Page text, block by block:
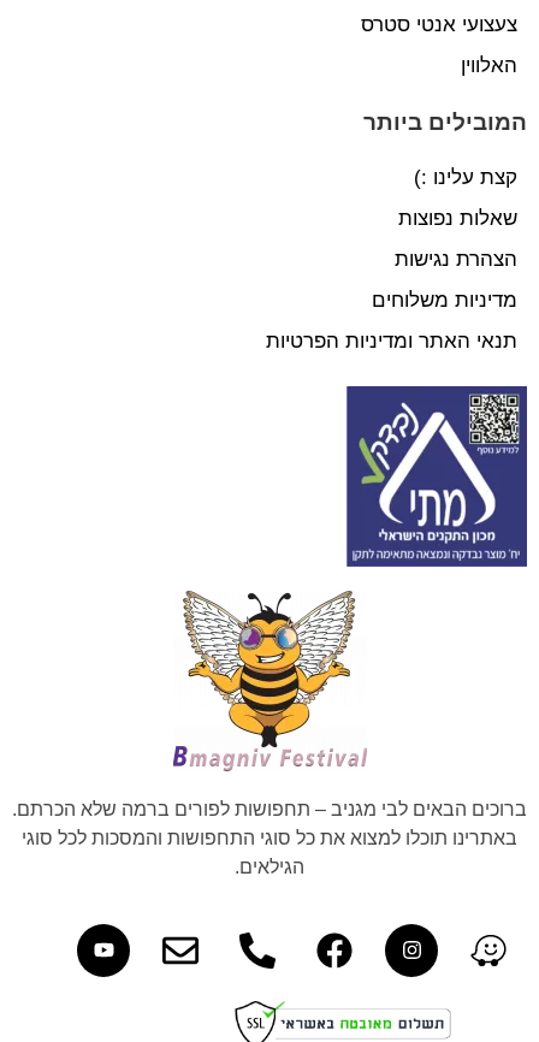
צעצועי אנטי סטרס
האלווין
המובילים ביותר
קצת עלינו :)
שאלות נפוצות
הצהרת נגישות
מדיניות משלוחים
תנאי האתר ומדיניות הפרטיות
ברוכים הבאים לבי מגניב – תחפושות לפורים ברמה שלא הכרתם.
באתרינו תוכלו למצוא את כל סוגי התחפושות והמסכות לכל סוגי
הגילאים.